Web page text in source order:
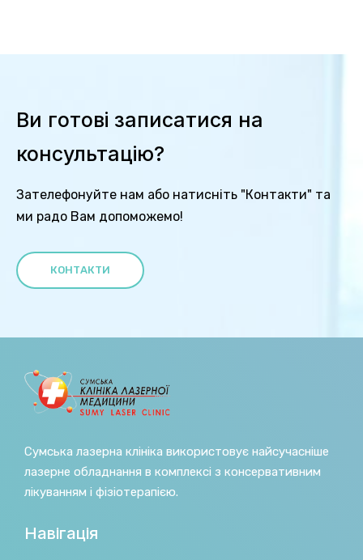
Ви готові записатися на
консультацію?
Зателефонуйте нам або натисніть "Контакти" та
ми радо Вам допоможемо!
КОНТАКТИ
Сумська лазерна клініка використовує найсучасніше
лазерне обладнання в комплексі з консервативним
лікуванням і фізіотерапією.
Навігація